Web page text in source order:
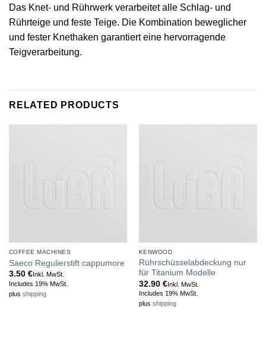
Das Knet- und Rührwerk verarbeitet alle Schlag- und
Rührteige und feste Teige. Die Kombination beweglicher
und fester Knethaken garantiert eine hervorragende
Teigverarbeitung.
RELATED PRODUCTS
COFFEE MACHINES
Saeco Regulierstift cappumore
3.50 €Inkl. MwSt.
Includes 19% MwSt.
plus shipping
KENWOOD
Rührschüsselabdeckung nur
für Titanium Modelle
32.90 €Inkl. MwSt.
Includes 19% MwSt.
plus shipping